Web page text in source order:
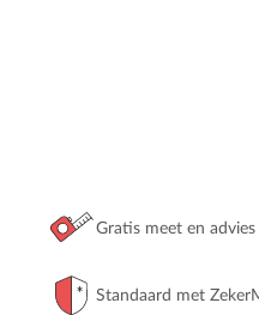
Gratis meet en advies
Standaard met